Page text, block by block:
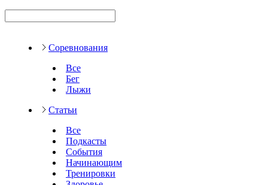
Соревнования
Все
Бег
Лыжи
Статьи
Все
Подкасты
События
Начинающим
Тренировки